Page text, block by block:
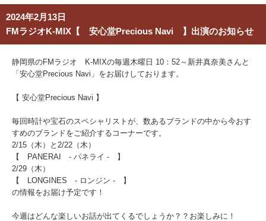
2024年2月13日
FMラジオK-MIX【 安心堂Precious Navi 】出演のお知らせ
静岡県のFMラジオ K-MIXの毎週木曜日 10：52～新井真奈美さんと
「安心堂Precious Navi」をお届けしております。
【 安心堂Precious Navi 】
毎回時計や宝石のスペシャリストが、数あるブランドの中から今おす
すめのブランドをご紹介するコーナーです。
2/15 （木）と2/22（木）
【 PANERAI - パネライ - 】
2/29（木）
【 LONGINES - ロンジン -
】
の情報をお届け予定です！
今週はどんな楽しいお話が出てくるでしょうか？？お楽しみに！